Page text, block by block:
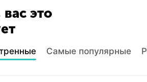
это
Самые популярные